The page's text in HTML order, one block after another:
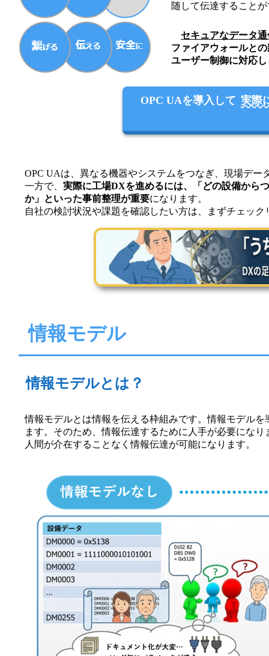
随して伝達すること
セキュアなデータ通
ファイアウォールと
ユーザー制御に対応
OPC UAを導入して 実際
OPC UAは、異なる機器やシステムをつなぎ、現場デ
一方で、 実際に工場DXを進めるには、「どの設備から
か」といった事前整理が重要になります。
自社の検討状況や課題を確認したい方は、まずチェッ
情報モデル
情報モデルとは？
情報モデルとは情報を伝える枠組みです。情報モデル
ます。そのため、情報伝達するために人手が必要にな
人間が介在することなく情報伝達が可能になります。